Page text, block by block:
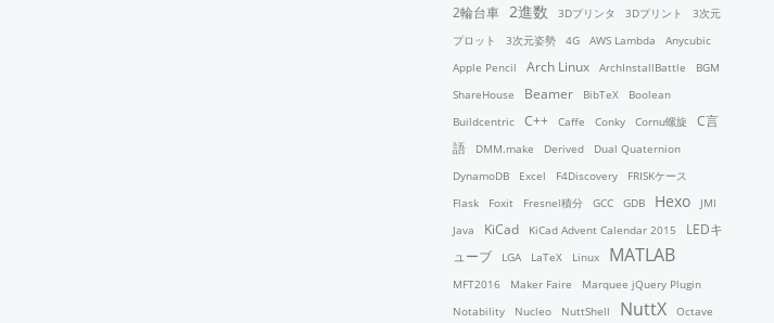
2輪台車 2進数 3Dプリンタ 3Dプリント
3次元
プロット
3次元姿勢 4G AWS Lambda
Anycubic
Apple Pencil
Arch Linux ArchInstallBattle
BGM
ShareHouse
Beamer BibTeX
Boolean
Buildcentric
C++ Caffe Conky Cornu螺旋
C言
語
DMM.make Derived
Dual Quaternion
DynamoDB
Excel F4Discovery
FRISKケース
Flask
Foxit Fresnel積分 GCC GDB Hexo
JMI
Java
KiCad KiCad Advent Calendar 2015
LEDキ
ューブ
LGA LaTeX Linux MATLAB
MFT2016 Maker Faire
Marquee jQuery Plugin
Notability
Nucleo NuttShell NuttX Octave